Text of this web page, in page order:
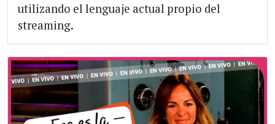
utilizando el lenguaje actual propio del
streaming.